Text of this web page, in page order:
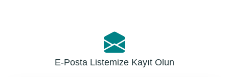
E-Posta Listemize Kayıt Olun